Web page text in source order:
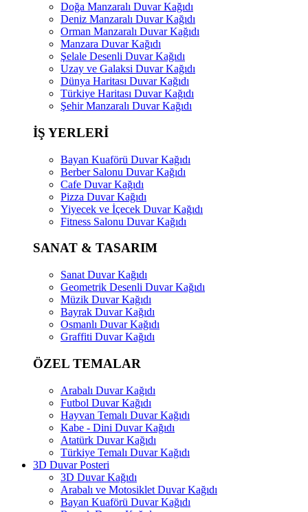
Doğa Manzaralı Duvar Kağıdı
Deniz Manzaralı Duvar Kağıdı
Orman Manzaralı Duvar Kağıdı
Manzara Duvar Kağıdı
Şelale Desenli Duvar Kağıdı
Uzay ve Galaksi Duvar Kağıdı
Dünya Haritası Duvar Kağıdı
Türkiye Haritası Duvar Kağıdı
Şehir Manzaralı Duvar Kağıdı
İŞ YERLERİ
Bayan Kuaförü Duvar Kağıdı
Berber Salonu Duvar Kağıdı
Cafe Duvar Kağıdı
Pizza Duvar Kağıdı
Yiyecek ve İçecek Duvar Kağıdı
Fitness Salonu Duvar Kağıdı
SANAT & TASARIM
Sanat Duvar Kağıdı
Geometrik Desenli Duvar Kağıdı
Müzik Duvar Kağıdı
Bayrak Duvar Kağıdı
Osmanlı Duvar Kağıdı
Graffiti Duvar Kağıdı
ÖZEL TEMALAR
Arabalı Duvar Kağıdı
Futbol Duvar Kağıdı
Hayvan Temalı Duvar Kağıdı
Kabe - Dini Duvar Kağıdı
Atatürk Duvar Kağıdı
Türkiye Temalı Duvar Kağıdı
3D Duvar Posteri
3D Duvar Kağıdı
Arabalı ve Motosiklet Duvar Kağıdı
Bayan Kuaförü Duvar Kağıdı